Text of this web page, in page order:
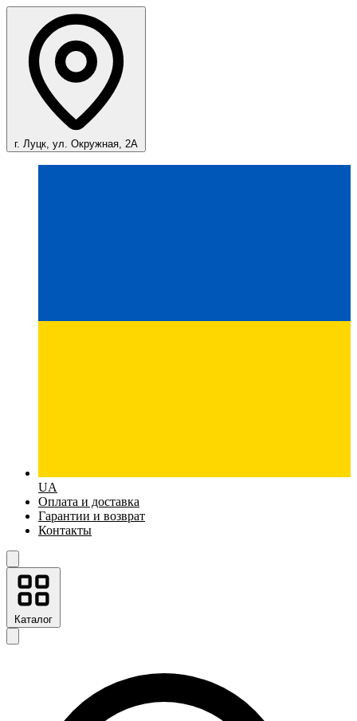
г. Луцк, ул. Окружная, 2А
UA
Оплата и доставка
Гарантии и возврат
Контакты
Каталог